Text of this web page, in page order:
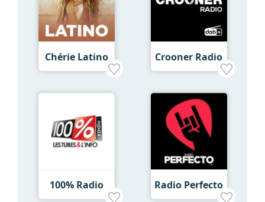
Chérie Latino Crooner Radio
100% Radio Radio Perfecto